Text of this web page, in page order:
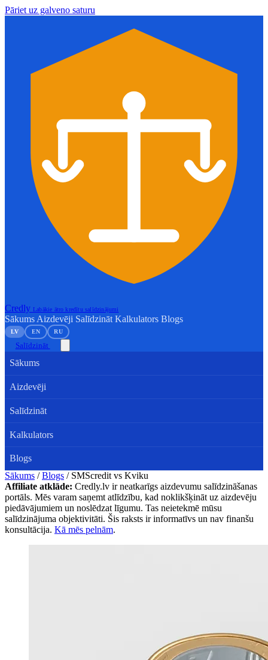
Pāriet uz galveno saturu
Credly Labākie ātro kredītu salīdzinājumi
Sākums Aizdevēji Salīdzināt Kalkulators Blogs
LV EN RU
Salīdzināt
Sākums
Aizdevēji
Salīdzināt
Kalkulators
Blogs
Sākums / Blogs / SMScredit vs Kviku
Affiliate atklāde: Credly.lv ir neatkarīgs aizdevumu salīdzināšanas
portāls. Mēs varam saņemt atlīdzību, kad noklikšķināt uz aizdevēju
piedāvājumiem un noslēdzat līgumu. Tas neietekmē mūsu
salīdzinājuma objektivitāti. Šis raksts ir informatīvs un nav finanšu
konsultācija. Kā mēs pelnām.